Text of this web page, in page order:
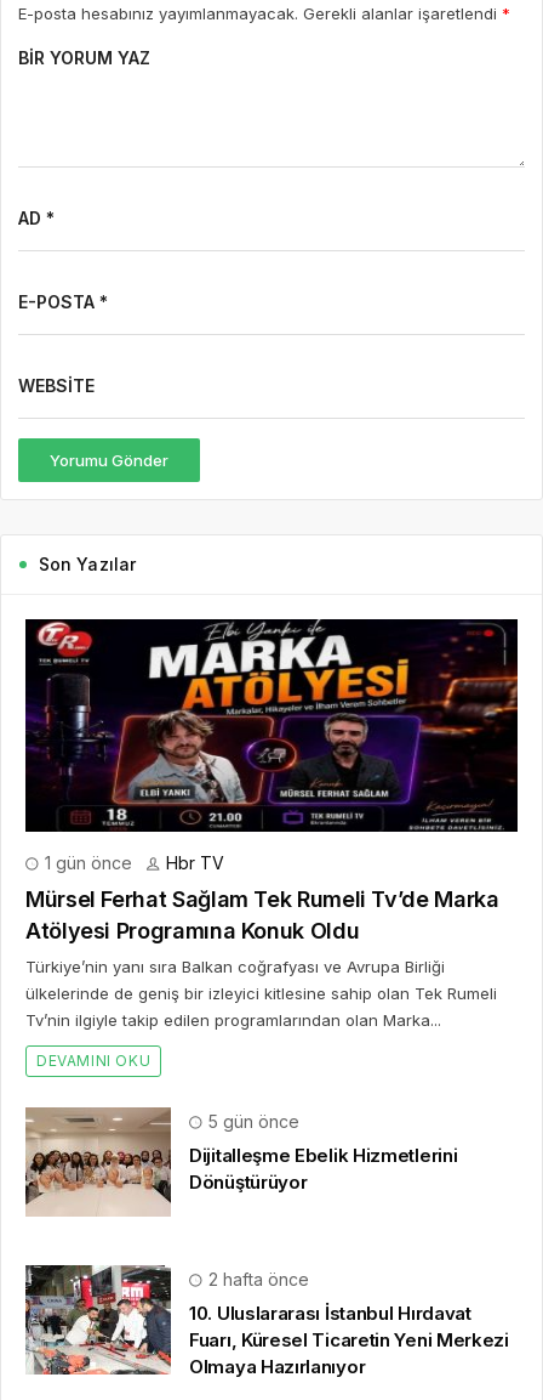
E-posta hesabınız yayımlanmayacak. Gerekli alanlar işaretlendi *
BIR YORUM YAZ
AD *
E-POSTA *
WEBSITE
Yorumu Gönder
Son Yazılar
1 gün önce Hbr TV
Mürsel Ferhat Sağlam Tek Rumeli Tv’de Marka
Atölyesi Programına Konuk Oldu
Türkiye’nin yanı sıra Balkan coğrafyası ve Avrupa Birliği
ülkelerinde de geniş bir izleyici kitlesine sahip olan Tek Rumeli
Tv’nin ilgiyle takip edilen programlarından olan Marka...
DEVAMINI OKU
5 gün önce
Dijitalleşme Ebelik Hizmetlerini
Dönüştürüyor
2 hafta önce
10. Uluslararası İstanbul Hırdavat
Fuarı, Küresel Ticaretin Yeni Merkezi
Olmaya Hazırlanıyor